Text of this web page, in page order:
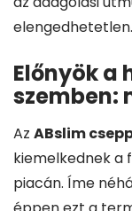
elengedhetetlen.
Előnyök a
szemben:
Az ABslim
kiemelkednek a
piacán. Íme